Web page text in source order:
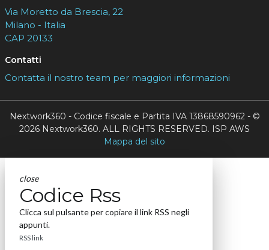
Via Moretto da Brescia, 22
Milano - Italia
CAP 20133
Contatti
Contatta il nostro team per maggiori informazioni
Nextwork360 - Codice fiscale e Partita IVA 13868590962 - ©
2026 Nextwork360. ALL RIGHTS RESERVED. ISP AWS
Mappa del sito
close
Codice Rss
Clicca sul pulsante per copiare il link RSS negli
appunti.
RSS link